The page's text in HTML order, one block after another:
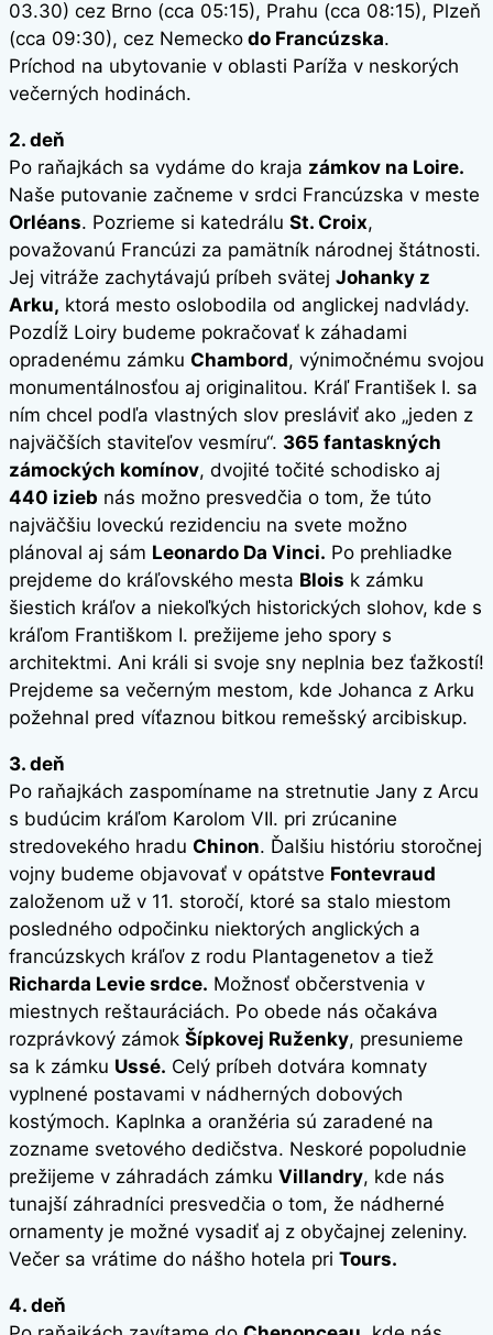
03.30) cez Brno (cca 05:15), Prahu (cca 08:15), Plzeň
(cca 09:30), cez Nemecko do Francúzska.
Príchod na ubytovanie v oblasti Paríža v neskorých
večerných hodinách.
2. deň
Po raňajkách sa vydáme do kraja zámkov na Loire.
Naše putovanie začneme v srdci Francúzska v meste
Orléans. Pozrieme si katedrálu St. Croix,
považovanú Francúzi za pamätník národnej štátnosti.
Jej vitráže zachytávajú príbeh svätej Johanky z
Arku, ktorá mesto oslobodila od anglickej nadvlády.
Pozdĺž Loiry budeme pokračovať k záhadami
opradenému zámku Chambord, výnimočnému svojou
monumentálnosťou aj originalitou. Kráľ František I. sa
ním chcel podľa vlastných slov presláviť ako „jeden z
najväčších staviteľov vesmíru“. 365 fantaskných
zámockých komínov, dvojité točité schodisko aj
440 izieb nás možno presvedčia o tom, že túto
najväčšiu loveckú rezidenciu na svete možno
plánoval aj sám Leonardo Da Vinci. Po prehliadke
prejdeme do kráľovského mesta Blois k zámku
šiestich kráľov a niekoľkých historických slohov, kde s
kráľom Františkom I. prežijeme jeho spory s
architektmi. Ani králi si svoje sny neplnia bez ťažkostí!
Prejdeme sa večerným mestom, kde Johanca z Arku
požehnal pred víťaznou bitkou remešský arcibiskup.
3. deň
Po raňajkách zaspomíname na stretnutie Jany z Arcu
s budúcim kráľom Karolom VII. pri zrúcanine
stredovekého hradu Chinon. Ďalšiu históriu storočnej
vojny budeme objavovať v opátstve Fontevraud
založenom už v 11. storočí, ktoré sa stalo miestom
posledného odpočinku niektorých anglických a
francúzskych kráľov z rodu Plantagenetov a tiež
Richarda Levie srdce. Možnosť občerstvenia v
miestnych reštauráciách. Po obede nás očakáva
rozprávkový zámok Šípkovej Ruženky, presunieme
sa k zámku Ussé. Celý príbeh dotvára komnaty
vyplnené postavami v nádherných dobových
kostýmoch. Kaplnka a oranžéria sú zaradené na
zozname svetového dedičstva. Neskoré popoludnie
prežijeme v záhradách zámku Villandry, kde nás
tunajší záhradníci presvedčia o tom, že nádherné
ornamenty je možné vysadiť aj z obyčajnej zeleniny.
Večer sa vrátime do nášho hotela pri Tours.
4. deň